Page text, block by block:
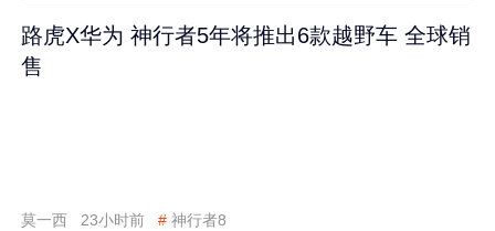
路虎X华为 神行者5年将推出6款越野车 全球销
售
莫一西 23小时前 # 神行者8